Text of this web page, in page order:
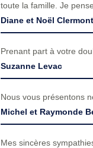
toute la famille. Je
Diane et Noël Clermont
Prenant part à votre
Suzanne Levac
Nous vous présentons
Michel et Raymonde
Mes sincères